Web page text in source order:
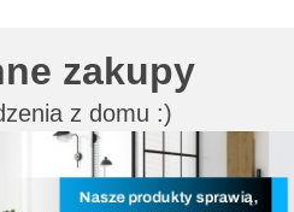
zakupy
z domu :)